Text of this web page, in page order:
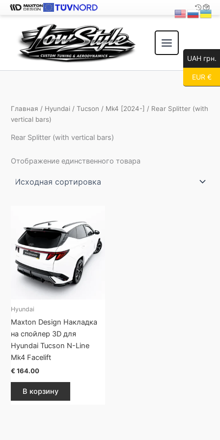
содержимому
Главная / Hyundai /Tucson / Mk4 [2024-] / Rear Splitter (with
vertical bars)
Rear Splitter (with vertical bars)
Отображение единственного товара
Hyundai
Maxton Design Накладка
на спойлер 3D для
Hyundai Tucson N-Line
Mk4 Facelift
€ 164.00
В корзину
UAH грн.
EUR €